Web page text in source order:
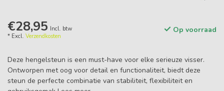
€28,95 Incl. btw
* Excl. Verzendkosten
Op voorraad
Deze hengelsteun is een must-have voor elke serieuze visser.
Ontworpen met oog voor detail en functionaliteit, biedt deze
steun de perfecte combinatie van stabiliteit, flexibiliteit en